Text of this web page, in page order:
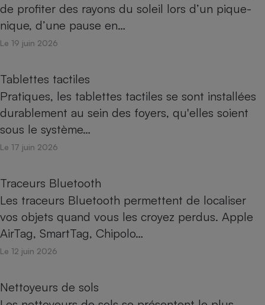
de profiter des rayons du soleil lors d’un pique-
nique, d’une pause en…
Le 19 juin 2026
Tablettes tactiles
Pratiques, les tablettes tactiles se sont installées
durablement au sein des foyers, qu'elles soient
sous le système…
Le 17 juin 2026
Traceurs Bluetooth
Les traceurs Bluetooth permettent de localiser
vos objets quand vous les croyez perdus. Apple
AirTag, SmartTag, Chipolo…
Le 12 juin 2026
Nettoyeurs de sols